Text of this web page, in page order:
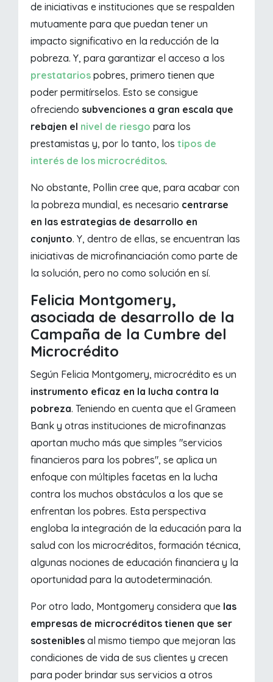
de iniciativas e instituciones que se respalden
mutuamente para que puedan tener un
impacto significativo en la reducción de la
pobreza. Y, para garantizar el acceso a los
prestatarios pobres, primero tienen que
poder permitírselos. Esto se consigue
ofreciendo subvenciones a gran escala que
rebajen el nivel de riesgo para los
prestamistas y, por lo tanto, lostipos de
interés de los microcréditos.
No obstante, Pollin cree que, para acabar con
la pobreza mundial, es necesario centrarse
en las estrategias de desarrollo en
conjunto. Y, dentro de ellas, se encuentran las
iniciativas de microfinanciación como parte de
la solución, pero no como solución en sí.
Felicia Montgomery,
asociada de desarrollo de la
Campaña de la Cumbre del
Microcrédito
Según Felicia Montgomery, microcrédito es un
instrumento eficaz en la lucha contra la
pobreza. Teniendo en cuenta que el Grameen
Bank y otras instituciones de microfinanzas
aportan mucho más que simples "servicios
financieros para los pobres", se aplica un
enfoque con múltiples facetas en la lucha
contra los muchos obstáculos a los que se
enfrentan los pobres. Esta perspectiva
engloba la integración de la educación para la
salud con los microcréditos, formación técnica,
algunas nociones de educación financiera y la
oportunidad para la autodeterminación.
Por otro lado, Montgomery considera que las
empresas de microcréditos tienen que ser
sosteniblesal mismo tiempo que mejoran las
condiciones de vida de sus clientes y crecen
para poder brindar sus servicios a otros